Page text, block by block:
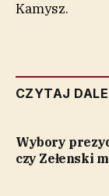
Kamysz.
CZYTAJ
Wybory
czy Zełenski